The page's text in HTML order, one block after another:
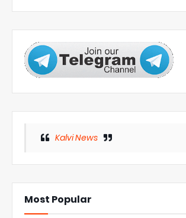
Kalvi News
Most Popular